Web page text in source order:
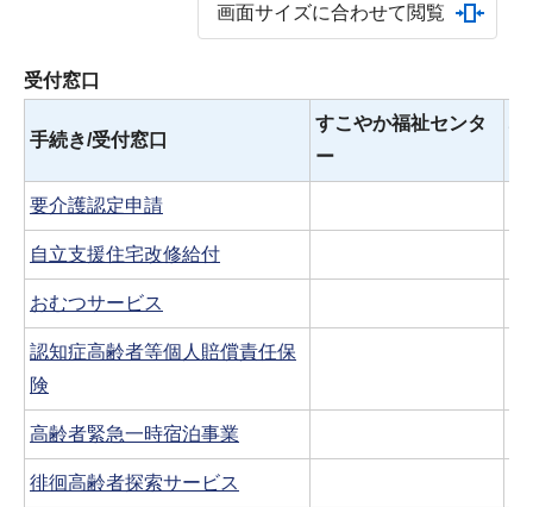
画面サイズに合わせて閲覧
受付窓口
手続き/受付窓口
すこやか福祉センタ
ー
要介護認定申請
自立支援住宅改修給付
おむつサービス
認知症高齢者等個人賠償責任保
険
高齢者緊急一時宿泊事業
徘徊高齢者探索サービス